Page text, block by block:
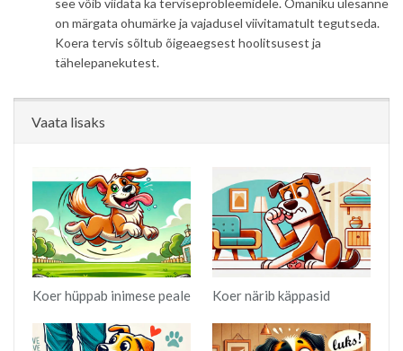
on märgata ohumärke ja vajadusel viivitamatult tegutseda.
Koera tervis sõltub õigeaegsest hoolitsusest ja
tähelepanekutest.
Vaata lisaks
Koer hüppab inimese peale Koer närib käppasid